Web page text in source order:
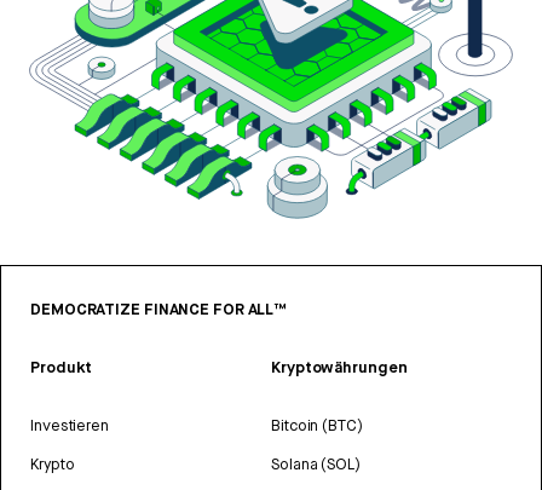
DEMOCRATIZE FINANCE FOR ALL™
Produkt
Investieren
Krypto
Kryptowährungen
Bitcoin (BTC)
Solana (SOL)